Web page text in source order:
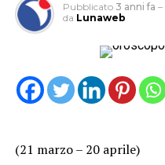
Pubblicato 3 anni fa –
da Lunaweb
(21 marzo – 20 aprile)